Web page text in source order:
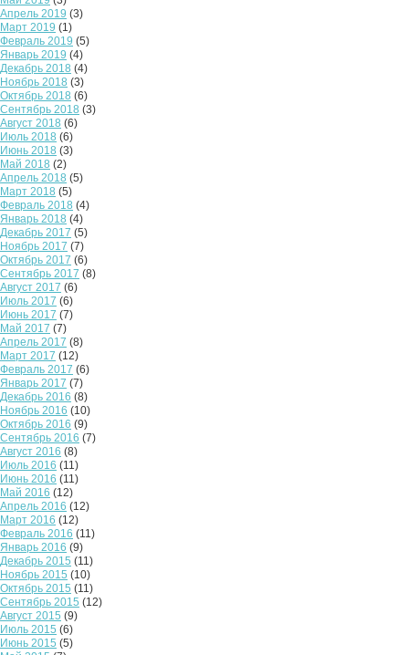
Апрель 2019 (3)
Март 2019 (1)
Февраль 2019 (5)
Январь 2019 (4)
Декабрь 2018 (4)
Ноябрь 2018 (3)
Октябрь 2018 (6)
Сентябрь 2018 (3)
Август 2018 (6)
Июль 2018 (6)
Июнь 2018 (3)
Май 2018 (2)
Апрель 2018 (5)
Март 2018 (5)
Февраль 2018 (4)
Январь 2018 (4)
Декабрь 2017 (5)
Ноябрь 2017 (7)
Октябрь 2017 (6)
Сентябрь 2017 (8)
Август 2017 (6)
Июль 2017 (6)
Июнь 2017 (7)
Май 2017 (7)
Апрель 2017 (8)
Март 2017 (12)
Февраль 2017 (6)
Январь 2017 (7)
Декабрь 2016 (8)
Ноябрь 2016 (10)
Октябрь 2016 (9)
Сентябрь 2016 (7)
Август 2016 (8)
Июль 2016 (11)
Июнь 2016 (11)
Май 2016 (12)
Апрель 2016 (12)
Март 2016 (12)
Февраль 2016 (11)
Январь 2016 (9)
Декабрь 2015 (11)
Ноябрь 2015 (10)
Октябрь 2015 (11)
Сентябрь 2015 (12)
Август 2015 (9)
Июль 2015 (6)
Июнь 2015 (5)